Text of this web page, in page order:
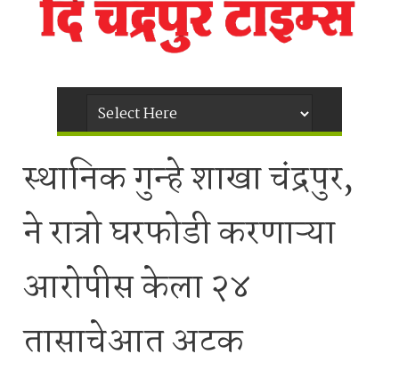
स्थानिक गुन्हे शाखा चंद्रपुर,
ने रात्रो घरफोडी करणाऱ्या
आरोपीस केला २४
तासाचेआत अटक